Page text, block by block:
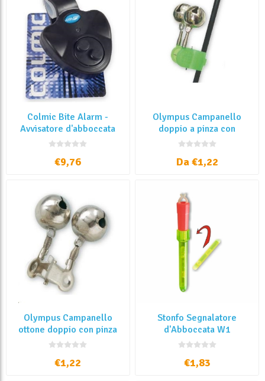
Colmic Bite Alarm -
Avvisatore d'abboccata
€9,76
Olympus Campanello
doppio a pinza con
portastarlight
Da €1,22
Olympus Campanello
ottone doppio con pinza
speciale
€1,22
Stonfo Segnalatore
d'Abboccata W1
€1,83